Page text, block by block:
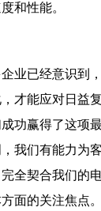
和性能。
业已经意识到
才能应对日益
功赢得了这项
我们有能力为
全契合我们的
面的关注焦点